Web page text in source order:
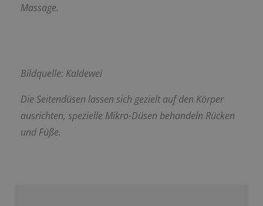
Massage.
Bildquelle: Kaldewei
Die Seitendüsen lassen sich gezielt auf den Körper
ausrichten, spezielle Mikro-Düsen behandeln Rücken
und Füße.